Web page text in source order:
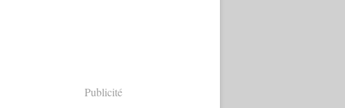
Publicité